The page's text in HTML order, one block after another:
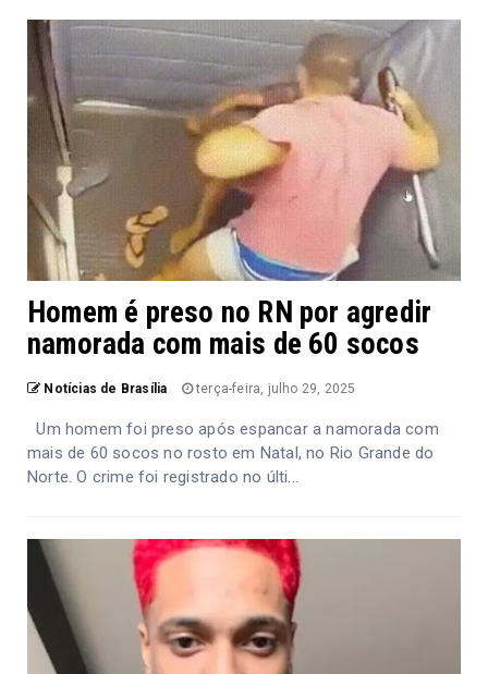
Homem é preso no RN por agredir
namorada com mais de 60 socos
Notícias de Brasília terça-feira, julho 29, 2025
Um homem foi preso após espancar a namorada com
mais de 60 socos no rosto em Natal, no Rio Grande do
Norte. O crime foi registrado no últi...